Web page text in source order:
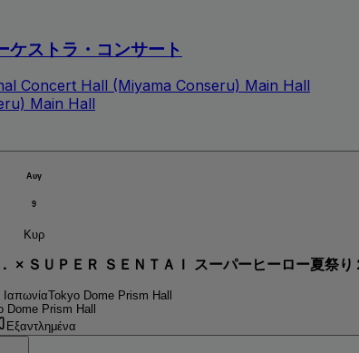
ストラ・コンサート
Concert Hall (Miyama Conseru) Main Hall
Main Hall
Αυγ
9
Κυρ
× ＳＵＰＥＲ ＳＥＮＴＡＩ スーパーヒーロー夏祭り
Tokyo Dome Prism Hall
Dome Prism Hall
Εξαντλημένα